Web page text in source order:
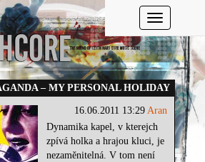
Toggle
– MY PERSONAL HOLIDAY
16.06.2011 13:29Aran
Dynamika kapel, v kterejch
zpívá holka a hrajou kluci, je
nezaměnitelná. V tom není